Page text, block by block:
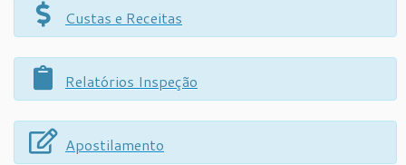
Custas e Receitas
Relatórios Inspeção
Apostilamento